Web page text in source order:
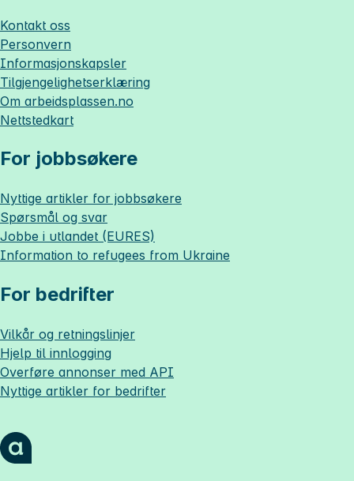
Kontakt oss
Personvern
Informasjonskapsler
Tilgjengelighetserklæring
Om arbeidsplassen.no
Nettstedkart
For jobbsøkere
Nyttige artikler for jobbsøkere
Spørsmål og svar
Jobbe i utlandet (EURES)
Information to refugees from Ukraine
For bedrifter
Vilkår og retningslinjer
Hjelp til innlogging
Overføre annonser med API
Nyttige artikler for bedrifter